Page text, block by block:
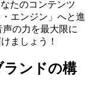
たのコンテンツ
エンジン」へと進
の力を最大限に
ましょう！
ランドの構